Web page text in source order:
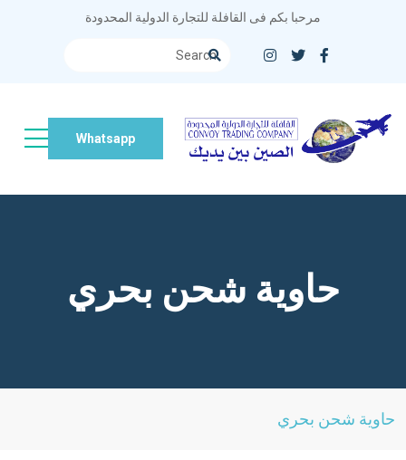
مرحبا بكم فى القافلة للتجارة الدولية المحدودة
Whatsapp
حاوية شحن بحري
حاوية شحن بحري